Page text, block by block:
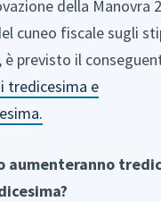
della Manovra
cuneo fiscale sugli
è previsto il
tredicesima e
aumenteranno